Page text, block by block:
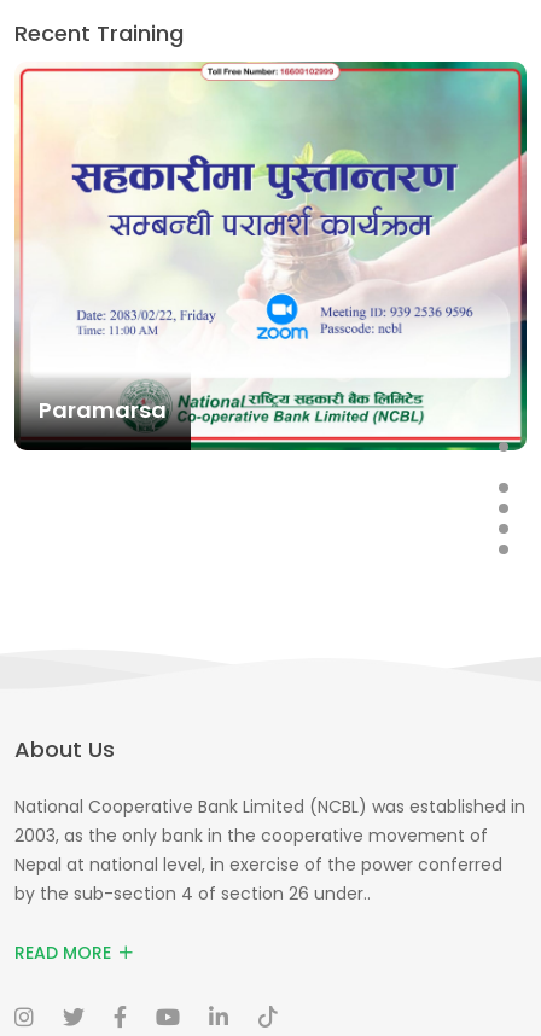
Recent Training
Paramarsa
About Us
National Cooperative Bank Limited (NCBL) was established in
2003, as the only bank in the cooperative movement of
Nepal at national level, in exercise of the power conferred
by the sub-section 4 of section 26 under..
READ MORE